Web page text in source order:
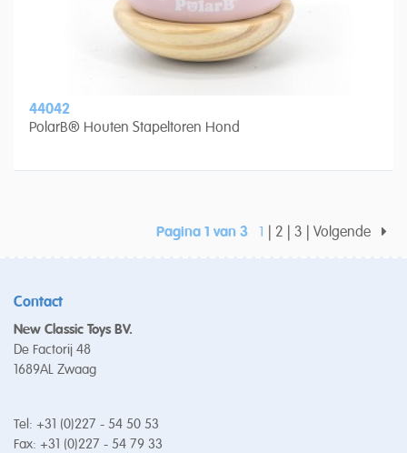
44042
PolarB® Houten Stapeltoren Hond
Pagina 1 van 3 2 3 Volgende
Contact
New Classic Toys BV.
De Factorij 48
1689AL Zwaag
Tel: +31 (0)227 - 54 50 53
Fax: +31 (0)227 - 54 79 33